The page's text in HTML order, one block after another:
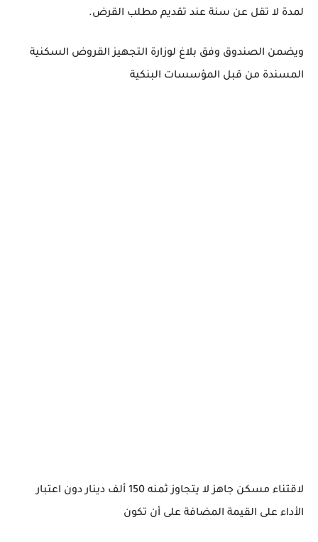
لمدة لا تقل عن سنة عند تقديم مطلب القرض.
ويضمن الصندوق وفق بلاغ لوزارة التجهيز القروض السكنية
المسندة من قبل المؤسسات البنكية
لاقتناء مسكن جاهز لا يتجاوز ثمنه 150 ألف دينار دون اعتبار
الأداء على القيمة المضافة على أن تكون